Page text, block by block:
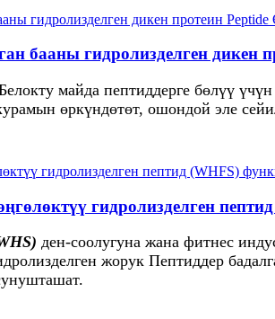
бааны гидролизделген дикен
майда пептиддерге бөлүү
өркүндөтөт, ошондой эле
гидролизделген
ден-соолугуна жана фитнес
жорук Пептиддер